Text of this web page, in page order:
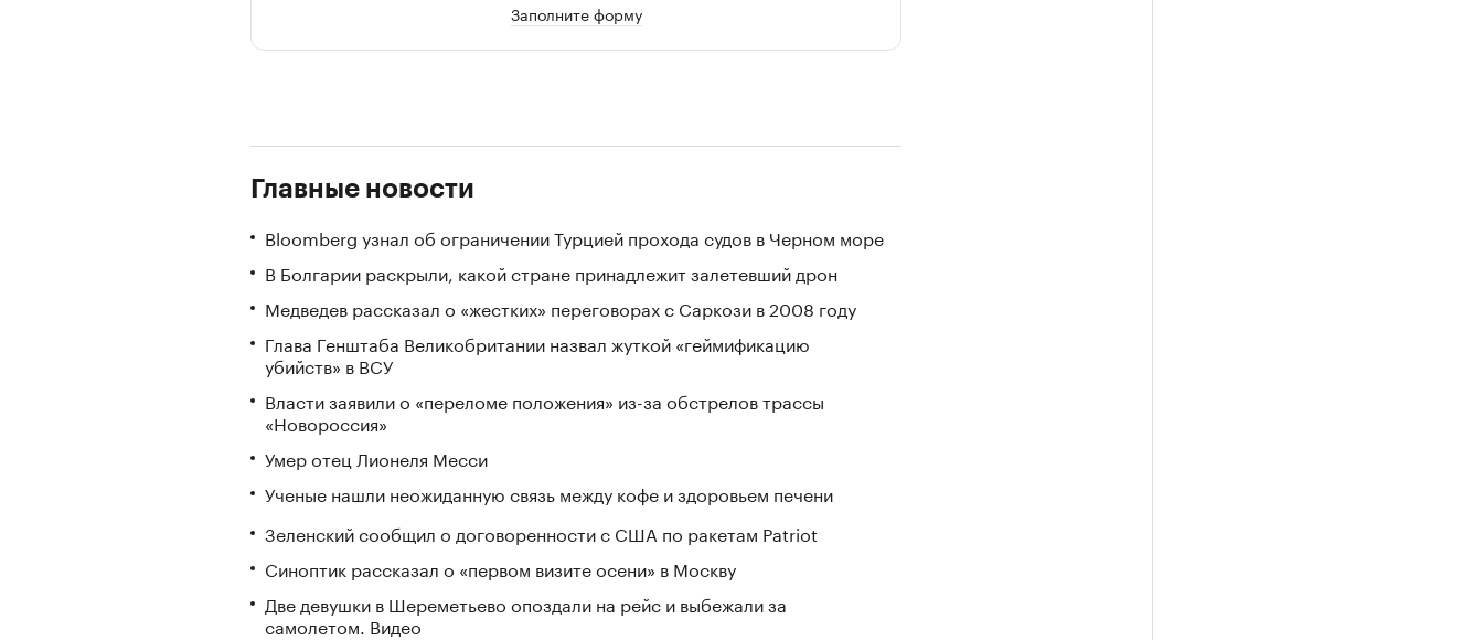
Заполните форму
Главные новости
Bloomberg узнал об ограничении Турцией прохода судов в Черном море
В Болгарии раскрыли, какой стране принадлежит залетевший дрон
Медведев рассказал о «жестких» переговорах с Саркози в 2008 году
Глава Генштаба Великобритании назвал жуткой «геймификацию
убийств» в ВСУ
Власти заявили о «переломе положения» из-за обстрелов трассы
«Новороссия»
Умер отец Лионеля Месси
Ученые нашли неожиданную связь между кофе и здоровьем печени
Зеленский сообщил о договоренности с США по ракетам Patriot
Синоптик рассказал о «первом визите осени» в Москву
Две девушки в Шереметьево опоздали на рейс и выбежали за
самолетом. Видео